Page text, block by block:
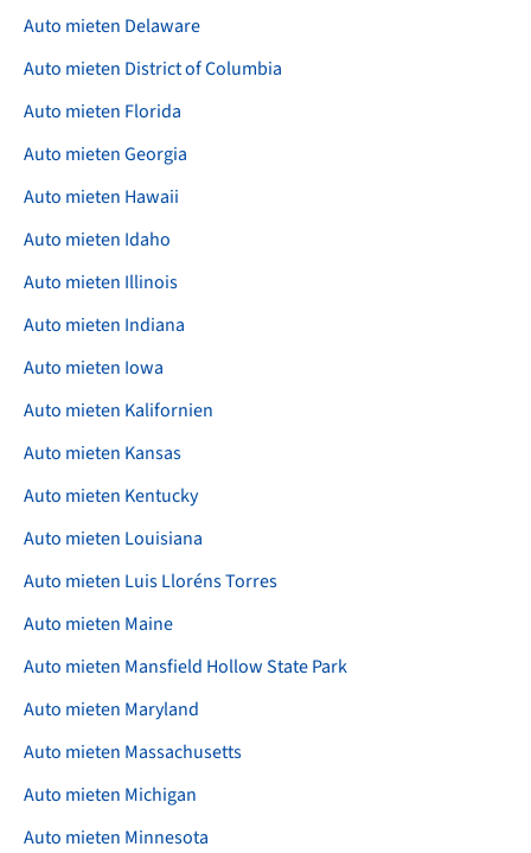
Auto mieten Delaware
Auto mieten District of Columbia
Auto mieten Florida
Auto mieten Georgia
Auto mieten Hawaii
Auto mieten Idaho
Auto mieten Illinois
Auto mieten Indiana
Auto mieten Iowa
Auto mieten Kalifornien
Auto mieten Kansas
Auto mieten Kentucky
Auto mieten Louisiana
Auto mieten Luis Lloréns Torres
Auto mieten Maine
Auto mieten Mansfield Hollow State Park
Auto mieten Maryland
Auto mieten Massachusetts
Auto mieten Michigan
Auto mieten Minnesota